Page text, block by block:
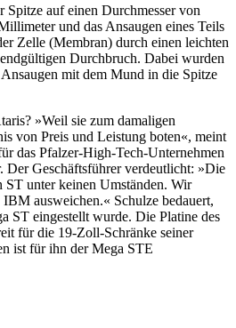
auf einen Durchmesser von
und das Ansaugen eines Teils
Zelle (Membran) durch einen leichten
Durchbruch. Dabei wurden
mit dem Mund in die Spitze
»Weil sie zum damaligen
von Preis und Leistung boten«, meint
das Pfalzer-High-Tech-Unternehmen
Der Geschäftsführer verdeutlicht: »Die
ST unter keinen Umständen. Wir
ausweichen.« Schulze bedauert,
ST eingestellt wurde. Die Platine des
für die 19-Zoll-Schränke seiner
ist für ihn der Mega STE